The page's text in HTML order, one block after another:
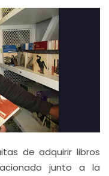
de adquirir libros
junto a la